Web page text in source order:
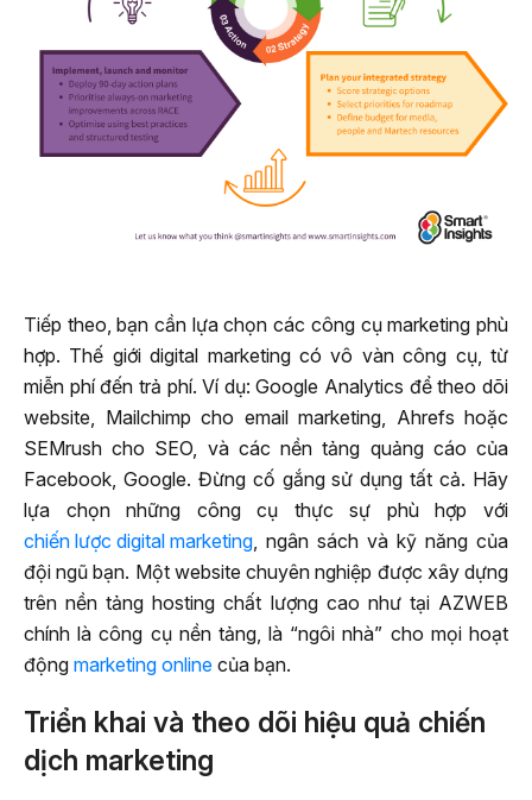
Tiếp theo, bạn cần lựa chọn các công cụ marketing phù
hợp. Thế giới digital marketing có vô vàn công cụ, từ
miễn phí đến trả phí. Ví dụ: Google Analytics để theo dõi
website, Mailchimp cho email marketing, Ahrefs hoặc
SEMrush cho SEO, và các nền tảng quảng cáo của
Facebook, Google. Đừng cố gắng sử dụng tất cả. Hãy
lựa chọn những công cụ thực sự phù hợp với
chiến lược digital marketing, ngân sách và kỹ năng của
đội ngũ bạn. Một website chuyên nghiệp được xây dựng
trên nền tảng hosting chất lượng cao như tại AZWEB
chính là công cụ nền tảng, là “ngôi nhà” cho mọi hoạt
động marketing online của bạn.
Triển khai và theo dõi hiệu quả chiến
dịch marketing